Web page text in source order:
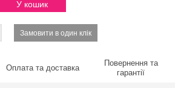
Оплата та доставка
Повернення та
гарантії